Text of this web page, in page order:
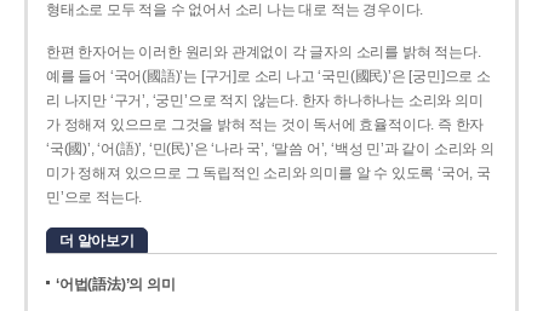
형태소로 모두 적을 수 없어서 소리 나는 대로 적는 경우이다.
한편 한자어는 이러한 원리와 관계없이 각 글자의 소리를 밝혀 적는다.
예를 들어 ‘국어(國語)’는 [구거]로 소리 나고 ‘국민(國民)’은 [궁민]으로 소
리 나지만 ‘구거’, ‘궁민’으로 적지 않는다. 한자 하나하나는 소리와 의미
가 정해져 있으므로 그것을 밝혀 적는 것이 독서에 효율적이다. 즉 한자
‘국(國)’, ‘어(語)’, ‘민(民)’은 ‘나라 국’, ‘말씀 어’, ‘백성 민’과 같이 소리와 의
미가 정해져 있으므로 그 독립적인 소리와 의미를 알 수 있도록 ‘국어, 국
민’으로 적는다.
더 알아보기
‘어법(語法)’의 의미